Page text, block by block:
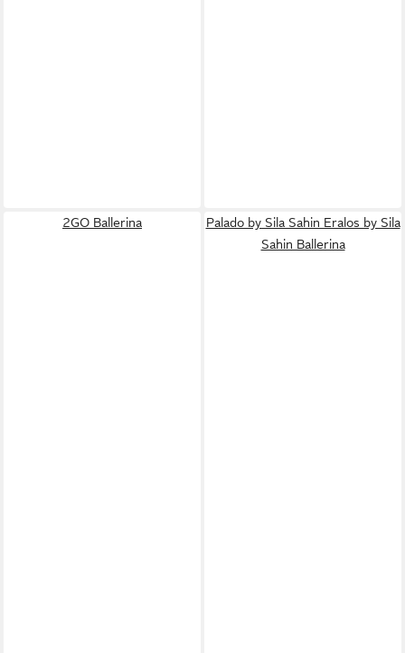
2GO Ballerina
Palado by Sila Sahin Eralos by Sila
Sahin Ballerina